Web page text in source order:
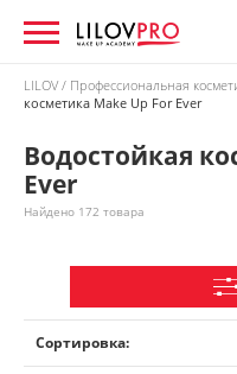
LILOV Профессиональная
косметика Make Up For Ever
Водостойкая
Ever
Найдено 172 товара
Сортировка: